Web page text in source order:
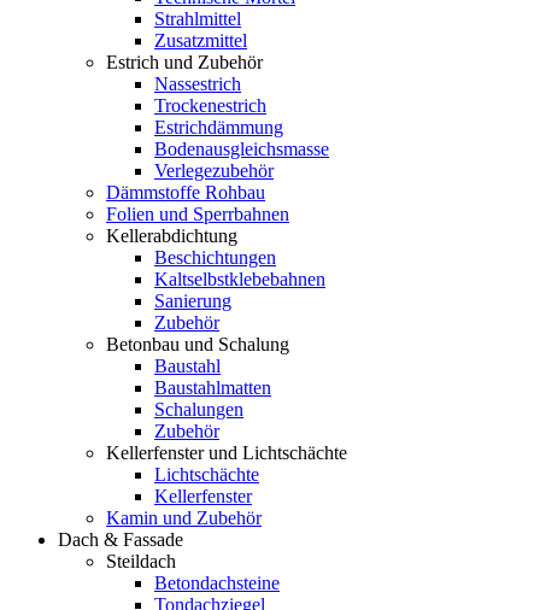
Strahlmittel
Zusatzmittel
Estrich und Zubehör
Nassestrich
Trockenestrich
Estrichdämmung
Bodenausgleichsmasse
Verlegezubehör
Dämmstoffe Rohbau
Folien und Sperrbahnen
Kellerabdichtung
Beschichtungen
Kaltselbstklebebahnen
Sanierung
Zubehör
Betonbau und Schalung
Baustahl
Baustahlmatten
Schalungen
Zubehör
Kellerfenster und Lichtschächte
Lichtschächte
Kellerfenster
Kamin und Zubehör
Dach & Fassade
Steildach
Betondachsteine
Tondachziegel